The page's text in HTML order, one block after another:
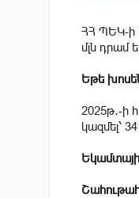
ՀՀ ՊԵԿ-ի
մլն դրամ
Եթե
2025թ․-ի
կազմել՝